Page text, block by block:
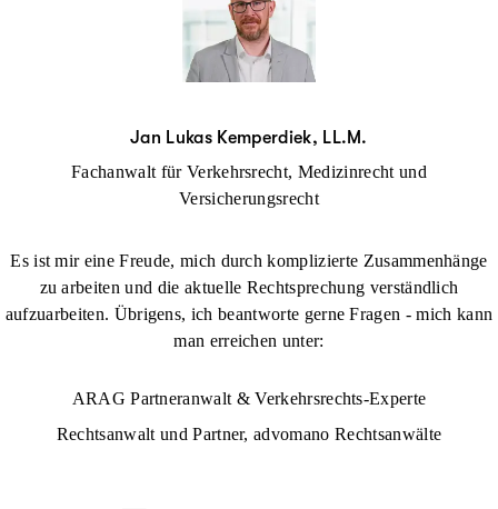
Jan Lukas Kemperdiek, LL.M.
Fachanwalt für Verkehrsrecht, Medizinrecht und
Versicherungsrecht
Es ist mir eine Freude, mich durch komplizierte Zusammenhänge
zu arbeiten und die aktuelle Rechtsprechung verständlich
aufzuarbeiten. Übrigens, ich beantworte gerne Fragen - mich kann
man erreichen unter:
ARAG Partneranwalt & Verkehrsrechts-Experte
Rechtsanwalt und Partner, advomano Rechtsanwälte